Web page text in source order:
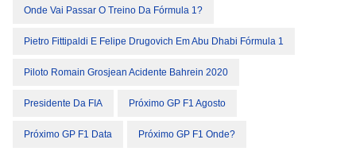
Onde Vai Passar O Treino Da Fórmula 1?
Pietro Fittipaldi E Felipe Drugovich Em Abu Dhabi Fórmula 1
Piloto Romain Grosjean Acidente Bahrein 2020
Presidente Da FIA Próximo GP F1 Agosto
Próximo GP F1 Data Próximo GP F1 Onde?